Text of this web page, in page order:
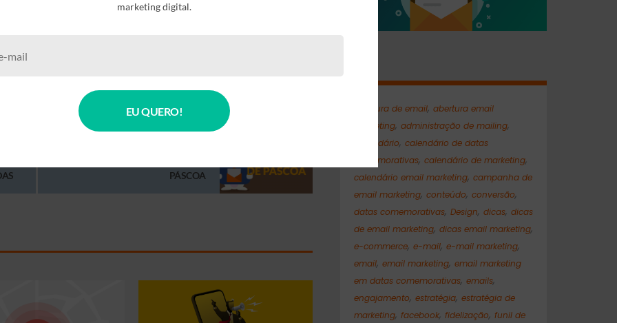
abaixo!
PÁSCOA
abertura de email, abertura email
marketing, administração de mailing,
Calendário, calendário de datas
comemorativas, calendário de marketing,
calendário email marketing, campanha de
email marketing, conteúdo, conversão,
datas comemorativas, Design, dicas, dicas
de email marketing, dicas email marketing,
e-commerce, e-mail, e-mail marketing,
email, email marketing, email marketing
em datas comemorativas, emails,
engajamento, estratégia, estratégia de
marketing, facebook, fidelização, funil de
marketing digital.
EU QUERO!